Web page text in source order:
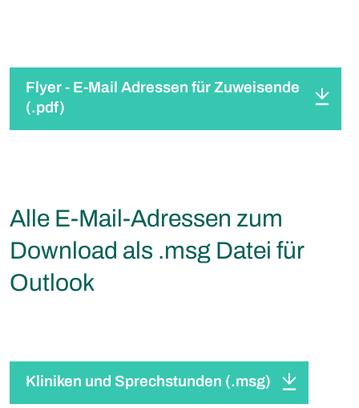
Flyer - E-Mail Adressen für Zuweisende
(.pdf)
Alle E-Mail-Adressen zum
Download als .msg Datei für
Outlook
Kliniken und Sprechstunden (.msg)